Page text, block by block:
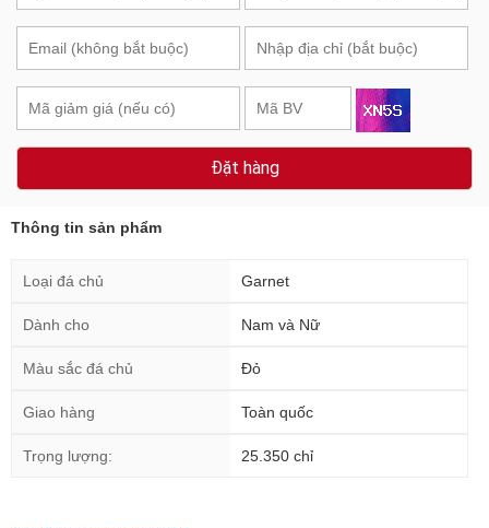
Đặt hàng
Thông tin sản phẩm
Loại đá chủ Garnet
Dành cho Nam và Nữ
Màu sắc đá chủ Đỏ
Giao hàng Toàn quốc
Trọng lượng: 25.350 chỉ